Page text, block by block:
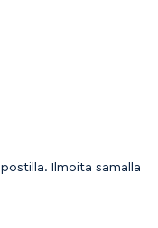
Ilmoita samalla